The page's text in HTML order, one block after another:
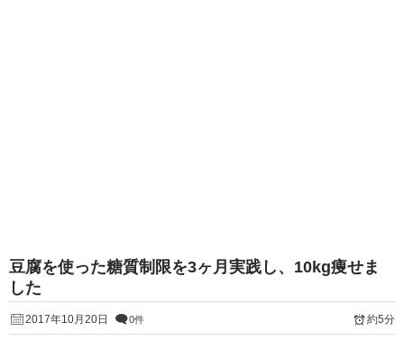
豆腐を使った糖質制限を3ヶ月実践し、10kg痩せま
した
2017年10月20日 0件 約5分